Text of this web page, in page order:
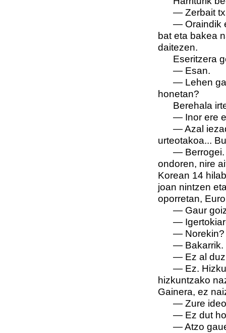
— Zerbait
— Oraindik
bat eta bakea
daitezen.
Eseritzera
— Esan.
— Lehen
honetan?
Berehala
— Inor ere
—Azal
urteotakoa...
—
ondoren, nire
Korean 14
joan nintzen
oporretan,
— Gaur
—
— Norekin?
— Bakarrik.
— Ez al
— Ez.
hizkuntzako
Gainera, ez
— Zure
— Ez dut
—Atzo